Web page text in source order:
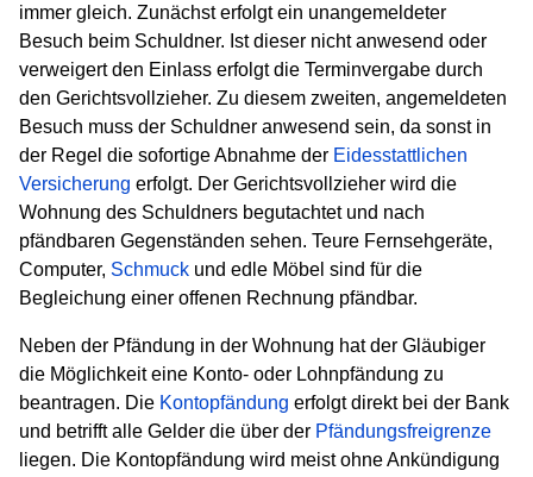
immer gleich. Zunächst erfolgt ein unangemeldeter
Besuch beim Schuldner. Ist dieser nicht anwesend oder
verweigert den Einlass erfolgt die Terminvergabe durch
den Gerichtsvollzieher. Zu diesem zweiten, angemeldeten
Besuch muss der Schuldner anwesend sein, da sonst in
der Regel die sofortige Abnahme der Eidesstattlichen
Versicherung erfolgt. Der Gerichtsvollzieher wird die
Wohnung des Schuldners begutachtet und nach
pfändbaren Gegenständen sehen. Teure Fernsehgeräte,
Computer, Schmuck und edle Möbel sind für die
Begleichung einer offenen Rechnung pfändbar.
Neben der Pfändung in der Wohnung hat der Gläubiger
die Möglichkeit eine Konto- oder Lohnpfändung zu
beantragen. Die Kontopfändung erfolgt direkt bei der Bank
und betrifft alle Gelder die über der Pfändungsfreigrenze
liegen. Die Kontopfändung wird meist ohne Ankündigung